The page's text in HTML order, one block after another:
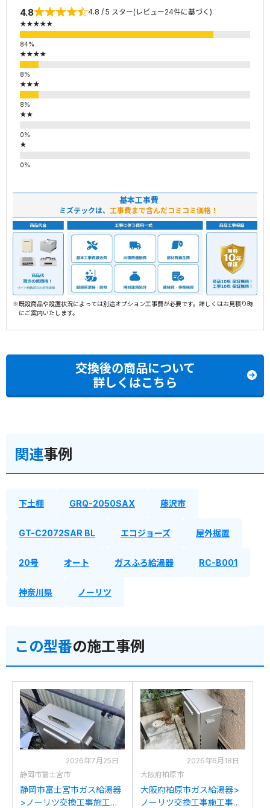
4.8 4.8 / 5 スター(レビュー24件に基づく)
★★★★★
★★★★
★★★
★★
★
基本工事費
ミズテックは、 工事費まで含んだコミコミ価格！
※既設商品や設置状況によっては別途オプション工事費が必要です。詳しくはお見積り時
にご案内いたします。
交換後の商品について
詳しくはこちら
関連事例
下土棚 GRQ-2050SAX 藤沢市
GT-C2072SAR BL エコジョーズ 屋外据置
20号 オート ガスふろ給湯器 RC-B001
神奈川県 ノーリツ
この型番の施工事例
2026年7月25日
静岡市富士宮市
静岡市富士宮市ガス給湯器
>ノーリツ交換工事施工事
2026年6月18日
大阪府柏原市
大阪府柏原市ガス給湯器>
ノーリツ交換工事施工事